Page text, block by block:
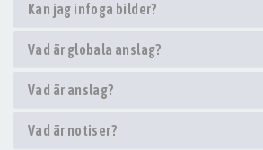
Kan jag infoga bilder?
Vad är globala anslag?
Vad är anslag?
Vad är notiser?